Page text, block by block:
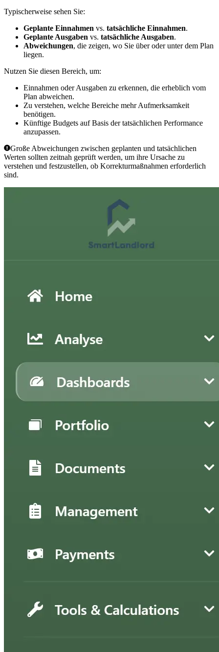
Typischerweise sehen Sie:
Geplante Einnahmen vs. tatsächliche Einnahmen.
Geplante Ausgaben vs. tatsächliche Ausgaben.
Abweichungen, die zeigen, wo Sie über oder unter dem Plan
liegen.
Nutzen Sie diesen Bereich, um:
Einnahmen oder Ausgaben zu erkennen, die erheblich vom
Plan abweichen.
Zu verstehen, welche Bereiche mehr Aufmerksamkeit
benötigen.
Künftige Budgets auf Basis der tatsächlichen Performance
anzupassen.
Große Abweichungen zwischen geplanten und tatsächlichen
Werten sollten zeitnah geprüft werden, um ihre Ursache zu
verstehen und festzustellen, ob Korrekturmaßnahmen erforderlich
sind.